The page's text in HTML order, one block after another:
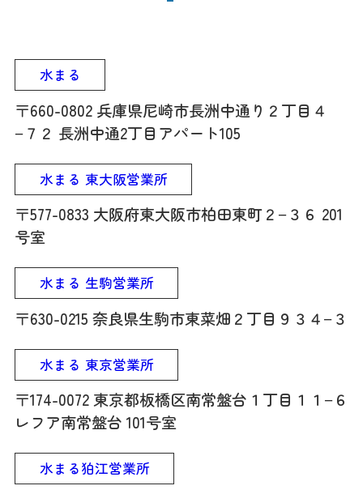
水まる
〒660-0802 兵庫県尼崎市長洲中通り２丁目４
−７２ 長洲中通2丁目アパート105
水まる 東大阪営業所
〒577-0833 大阪府東大阪市柏田東町２−３６ 201
号室
水まる 生駒営業所
〒630-0215 奈良県生駒市東菜畑２丁目９３４−３
水まる 東京営業所
〒174-0072 東京都板橋区南常盤台１丁目１１−６
レフア南常盤台 101号室
水まる狛江営業所